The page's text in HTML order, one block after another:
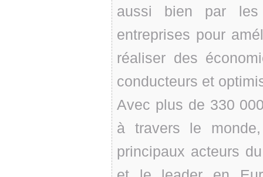
aussi bien par
entreprises pour
réaliser des
conducteurs et
Avec plus de 330
à travers le
principaux acteurs